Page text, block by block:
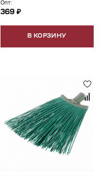
Опт:
369 ₽
В КОРЗИНУ